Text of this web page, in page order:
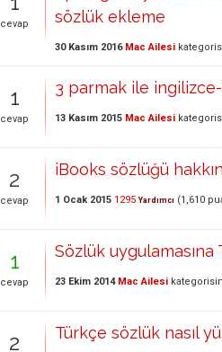
cevap
sözlük ekleme
30 Kasım 2016 Mac Ailesi
1
cevap
3 parmak ile
13 Kasım 2015 Mac Ailesi
2
cevap
iBooks sözlüğü
1 Ocak 2015 1295 Yardımcı (1,610
1
cevap
Sözlük uygulamasına
23 Ekim 2014 Mac Ailesi
2 Türkçe sözlük nasıl